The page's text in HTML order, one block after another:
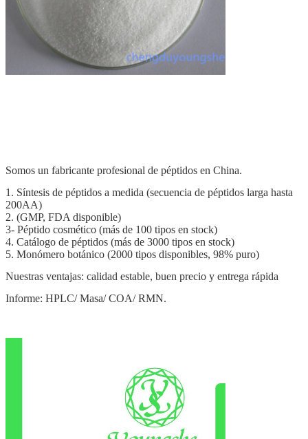
Somos un fabricante profesional de péptidos en China.
1. Síntesis de péptidos a medida (secuencia de péptidos larga hasta
200AA)
2. (GMP, FDA disponible)
3- Péptido cosmético (más de 100 tipos en stock)
4. Catálogo de péptidos (más de 3000 tipos en stock)
5. Monómero botánico (2000 tipos disponibles, 98% puro)
Nuestras ventajas: calidad estable, buen precio y entrega rápida
Informe: HPLC/ Masa/ COA/ RMN.